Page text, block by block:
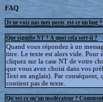
FAQ
Je ne vois pas mes posts, est-ce un bug ?
Que signifie NT ? A quoi cela sert-il ?
Quand vous répondez à un
titre. Le texte est alors vide. Pour
cliquez sur la case NT de votre
que vous avez choisi dans vos
Text en anglais). Par conséquent,
contient pas de texte.
Qu'est-ce qu'un modérateur ?